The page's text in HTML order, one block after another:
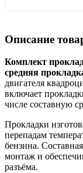
Описание
Комплект
средняя
двигателя
включает
числе составную
Прокладки
перепадам
бензина.
монтаж и
разъёма.